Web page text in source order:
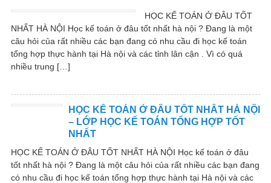
HỌC KẾ TOÁN Ở ĐÂU TỐT
NHẤT HÀ NỘI Học kế toán ở đâu tốt nhất hà nội ? Đang là một
câu hỏi của rất nhiều các bạn đang có nhu cầu đi học kế toán
tổng hợp thực hành tại Hà nội và các tỉnh lân cận . Vì có quá
nhiều trung […]
HỌC KẾ TOÁN Ở ĐÂU TỐT NHẤT HÀ NỘI
– LỚP HỌC KẾ TOÁN TỔNG HỢP TỐT
NHẤT
HỌC KẾ TOÁN Ở ĐÂU TỐT NHẤT HÀ NỘI Học kế toán ở đâu
tốt nhất hà nội ? Đang là một câu hỏi của rất nhiều các bạn đang
có nhu cầu đi học kế toán tổng hợp thực hành tại Hà nội và các